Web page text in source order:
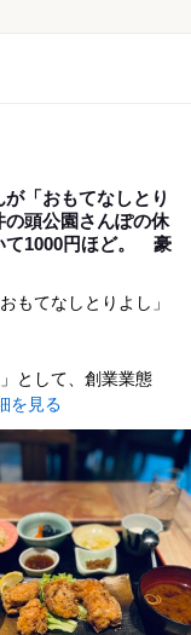
が「おもてなしとり
頭公園さんぽの休
て1000円ほど。 豪
もてなしとりよし」
として、創業業態
を見る